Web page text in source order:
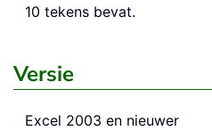
10 tekens bevat.
Versie
Excel 2003 en nieuwer